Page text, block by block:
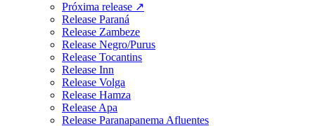
Próxima release ↗
Release Paraná
Release Zambeze
Release Negro/Purus
Release Tocantins
Release Inn
Release Volga
Release Hamza
Release Apa
Release Paranapanema Afluentes